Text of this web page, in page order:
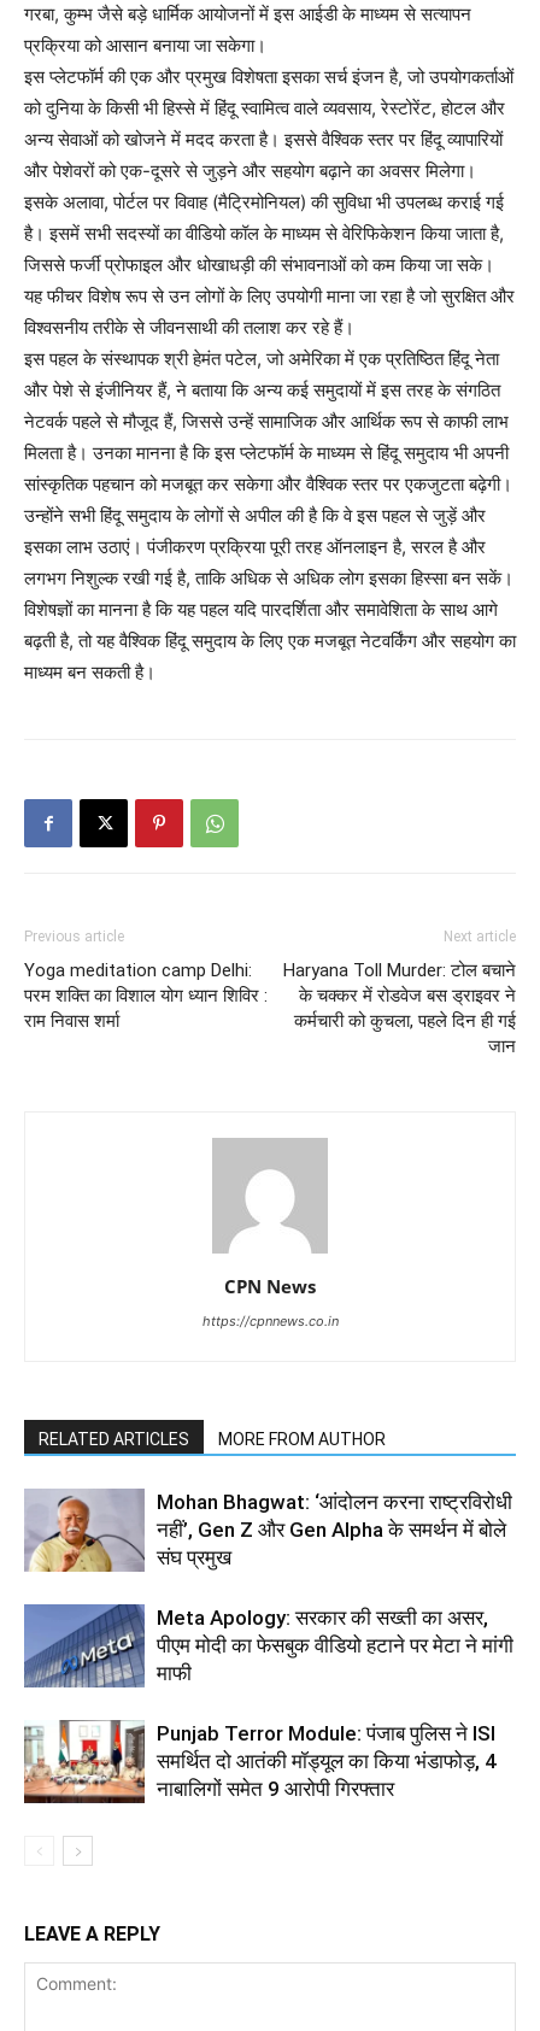
गरबा, कुम्भ जैसे बड़े धार्मिक आयोजनों में इस आईडी के माध्यम से सत्यापन
प्रक्रिया को आसान बनाया जा सकेगा।
इस प्लेटफॉर्म की एक और प्रमुख विशेषता इसका सर्च इंजन है, जो उपयोगकर्ताओं
को दुनिया के किसी भी हिस्से में हिंदू स्वामित्व वाले व्यवसाय, रेस्टोरेंट, होटल और
अन्य सेवाओं को खोजने में मदद करता है। इससे वैश्विक स्तर पर हिंदू व्यापारियों
और पेशेवरों को एक-दूसरे से जुड़ने और सहयोग बढ़ाने का अवसर मिलेगा।
इसके अलावा, पोर्टल पर विवाह (मैट्रिमोनियल) की सुविधा भी उपलब्ध कराई गई
है। इसमें सभी सदस्यों का वीडियो कॉल के माध्यम से वेरिफिकेशन किया जाता है,
जिससे फर्जी प्रोफाइल और धोखाधड़ी की संभावनाओं को कम किया जा सके।
यह फीचर विशेष रूप से उन लोगों के लिए उपयोगी माना जा रहा है जो सुरक्षित और
विश्वसनीय तरीके से जीवनसाथी की तलाश कर रहे हैं।
इस पहल के संस्थापक श्री हेमंत पटेल, जो अमेरिका में एक प्रतिष्ठित हिंदू नेता
और पेशे से इंजीनियर हैं, ने बताया कि अन्य कई समुदायों में इस तरह के संगठित
नेटवर्क पहले से मौजूद हैं, जिससे उन्हें सामाजिक और आर्थिक रूप से काफी लाभ
मिलता है। उनका मानना है कि इस प्लेटफॉर्म के माध्यम से हिंदू समुदाय भी अपनी
सांस्कृतिक पहचान को मजबूत कर सकेगा और वैश्विक स्तर पर एकजुटता बढ़ेगी।
उन्होंने सभी हिंदू समुदाय के लोगों से अपील की है कि वे इस पहल से जुड़ें और
इसका लाभ उठाएं। पंजीकरण प्रक्रिया पूरी तरह ऑनलाइन है, सरल है और
लगभग निशुल्क रखी गई है, ताकि अधिक से अधिक लोग इसका हिस्सा बन सकें।
विशेषज्ञों का मानना है कि यह पहल यदि पारदर्शिता और समावेशिता के साथ आगे
बढ़ती है, तो यह वैश्विक हिंदू समुदाय के लिए एक मजबूत नेटवर्किंग और सहयोग का
माध्यम बन सकती है।
Previous article
Yoga meditation camp Delhi:
परम शक्ति का विशाल योग ध्यान शिविर :
राम निवास शर्मा
Next article
Haryana Toll Murder: टोल बचाने
के चक्कर में रोडवेज बस ड्राइवर ने
कर्मचारी को कुचला, पहले दिन ही गई
जान
CPN News
https://cpnnews.co.in
RELATED ARTICLES MORE FROM AUTHOR
Mohan Bhagwat: ‘आंदोलन करना राष्ट्रविरोधी
नहीं’, Gen Z और Gen Alpha के समर्थन में बोले
संघ प्रमुख
Meta Apology: सरकार की सख्ती का असर,
पीएम मोदी का फेसबुक वीडियो हटाने पर मेटा ने मांगी
माफी
Punjab Terror Module: पंजाब पुलिस ने ISI
समर्थित दो आतंकी मॉड्यूल का किया भंडाफोड़, 4
नाबालिगों समेत 9 आरोपी गिरफ्तार
LEAVE A REPLY